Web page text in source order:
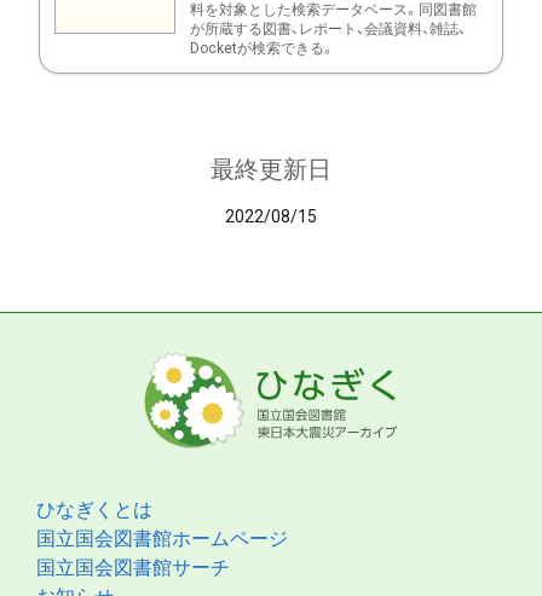
料を対象とした検索データベース。同図書館
が所蔵する図書、レポート、会議資料、雑誌、
Docketが検索できる。
最終更新日
2022/08/15
ひなぎくとは
国立国会図書館ホームページ
国立国会図書館サーチ